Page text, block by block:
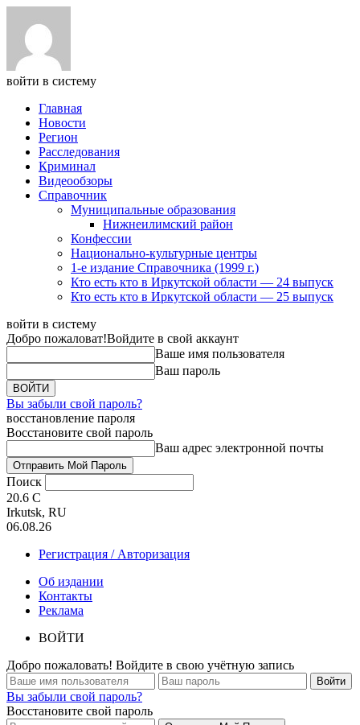
войти в систему
Главная
Новости
Регион
Расследования
Криминал
Видеообзоры
Справочник
Муниципальные образования
Нижнеилимский район
Конфессии
Национально-культурные центры
1-е издание Справочника (1999 г.)
Кто есть кто в Иркутской области — 24 выпуск
Кто есть кто в Иркутской области — 25 выпуск
войти в систему
Добро пожаловат!Войдите в свой аккаунт
Ваше имя пользователя
Ваш пароль
Вы забыли свой пароль?
восстановление пароля
Восстановите свой пароль
Ваш адрес электронной почты
Поиск
20.6 C
Irkutsk, RU
06.08.26
Регистрация / Авторизация
Об издании
Контакты
Реклама
ВОЙТИ
Добро пожаловать! Войдите в свою учётную запись
Вы забыли свой пароль?
Восстановите свой пароль